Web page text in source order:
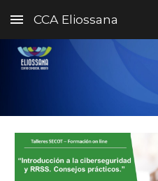
Skip to main content
CCA Eliossana